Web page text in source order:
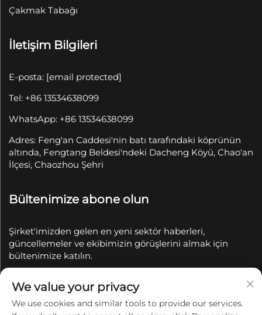
Çakmak Tabağı
İletişim Bilgileri
E-posta: [email protected]
Tel: +86 13534638099
WhatsApp: +86 13534638099
Adres: Feng'an Caddesi'nin batı tarafındaki köprünün
altında, Fengtang Beldesi'ndeki Dacheng Köyü, Chao'an
İlçesi, Chaozhou Şehri
Bültenimize abone olun
Şirket'imizden gelen en yeni sektör haberleri,
güncellemeler ve ekibimizin görüşlerini almak için
bültenimize katılın.
We value your privacy
We use cookies and similar tools to provide our services.